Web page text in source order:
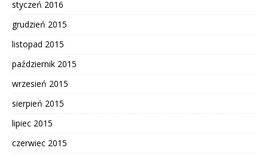
styczeń 2016
grudzień 2015
listopad 2015
październik 2015
wrzesień 2015
sierpień 2015
lipiec 2015
czerwiec 2015